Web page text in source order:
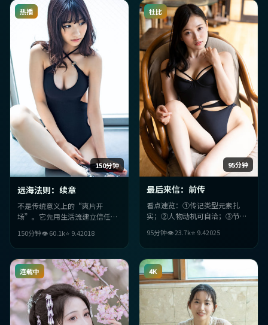
150分钟
热播
远海法则：续章
不是传统意义上的“爽片开
场”。它先用生活流建立信任，
区；陈凯歌的调度让每场戏都
“有目的”。
150分钟👁60.1k⭐ 9.42018
95分钟
杜比
最后来信：前传
看点速览：①传记类型元素扎
实；②人物动机可自洽；③节奏
质与年代细节加分。
95分钟👁23.7k⭐ 9.42025
连载中 4K